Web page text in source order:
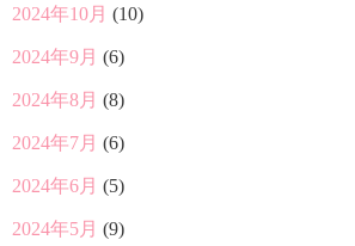
2024年10月 (10)
2024年9月 (6)
2024年8月 (8)
2024年7月 (6)
2024年6月 (5)
2024年5月 (9)